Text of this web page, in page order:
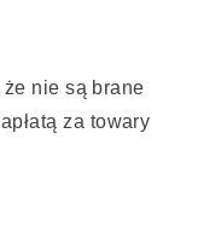
nie są brane
za towary